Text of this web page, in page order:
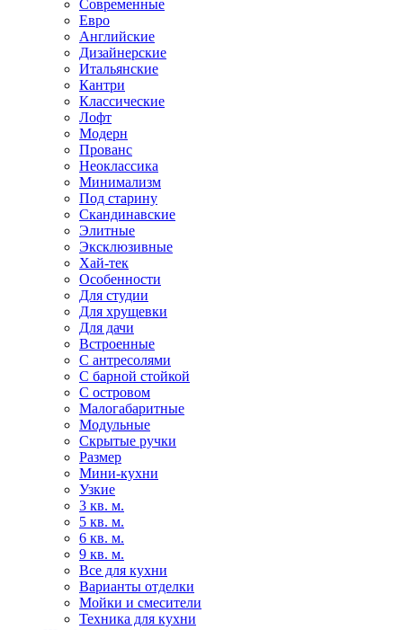
Современные
Евро
Английские
Дизайнерские
Итальянские
Кантри
Классические
Лофт
Модерн
Прованс
Неоклассика
Минимализм
Под старину
Скандинавские
Элитные
Эксклюзивные
Хай-тек
Особенности
Для студии
Для хрущевки
Для дачи
Встроенные
С антресолями
С барной стойкой
С островом
Малогабаритные
Модульные
Скрытые ручки
Размер
Мини-кухни
Узкие
3 кв. м.
5 кв. м.
6 кв. м.
9 кв. м.
Все для кухни
Варианты отделки
Мойки и смесители
Техника для кухни